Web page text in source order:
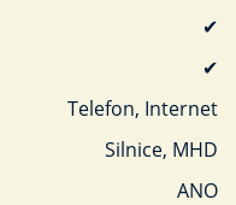
✔
✔
Telefon, Internet
Silnice, MHD
ANO